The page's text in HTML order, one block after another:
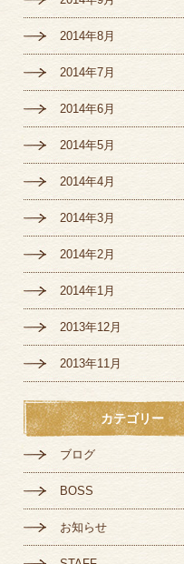
2014年8月
2014年7月
2014年6月
2014年5月
2014年4月
2014年3月
2014年2月
2014年1月
2013年12月
2013年11月
カテゴリー
ブログ
BOSS
お知らせ